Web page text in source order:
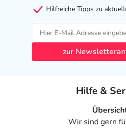
Hilfreiche Tipps zu
zur
Hilfe &
Wir sind gern